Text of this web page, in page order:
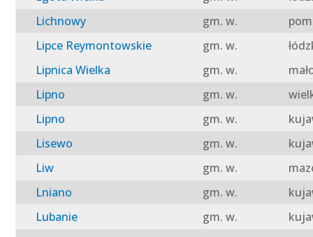
Lichnowy
gm. w.
Lipce Reymontowskie
gm. w.
Lipnica Wielka
gm. w.
Lipno
gm. w.
Lipno
gm. w.
Lisewo
gm. w.
Liw
gm. w.
Lniano
gm. w.
Lubanie
gm. w.